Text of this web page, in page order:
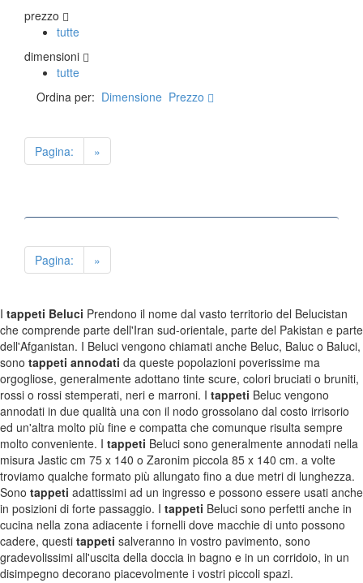
TAPPETI PERSIANI
Tappeti Persiani Antichi
Tappeti Persiani Nuovi
Collezione Peshawar
Collezione Zigler
TAPPETI CAUCASICI
Tappeti Caucasici Antichi: Kazak
Tappeti Caucasici Antichi: Karabagh
Tappeti Caucasici Antichi : Shirvan
Tappeti Caucasici Vecchi E Nuovi
TAPPETI ANTICHI DA COLLEZIONE
Tappeti Anatolici Antichi
Tappeti Cinesi Antichi
Tappeti Turcomanni Antichi
Tappeti Agra Antichi E Antica Asia
KILIM
prezzo
tutte
dimensioni
tutte
Ordina per: Dimensione Prezzo
Pagina: »
Pagina: »
I tappeti Beluci Prendono il nome dal vasto territorio del Belucistan
che comprende parte dell'Iran sud-orientale, parte del Pakistan e parte
dell'Afganistan. I Beluci vengono chiamati anche Beluc, Baluc o Baluci,
sono tappeti annodati da queste popolazioni poverissime ma
orgogliose, generalmente adottano tinte scure, colori bruciati o bruniti,
rossi o rossi stemperati, neri e marroni. I tappeti Beluc vengono
annodati in due qualità una con il nodo grossolano dal costo irrisorio
ed un'altra molto più fine e compatta che comunque risulta sempre
molto conveniente. I tappeti Beluci sono generalmente annodati nella
misura Jastic cm 75 x 140 o Zaronim piccola 85 x 140 cm. a volte
troviamo qualche formato più allungato fino a due metri di lunghezza.
Sono tappeti adattissimi ad un ingresso e possono essere usati anche
in posizioni di forte passaggio. I tappeti Beluci sono perfetti anche in
cucina nella zona adiacente i fornelli dove macchie di unto possono
cadere, questi tappeti salveranno in vostro pavimento, sono
gradevolissimi all'uscita della doccia in bagno e in un corridoio, in un
disimpegno decorano piacevolmente i vostri piccoli spazi.